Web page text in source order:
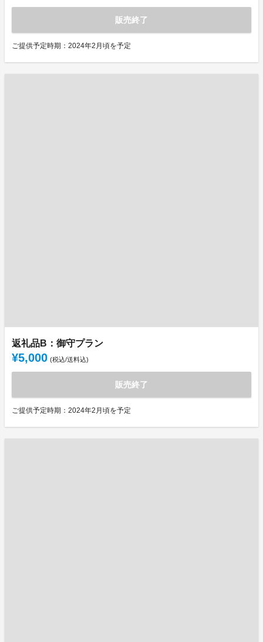
販売終了
ご提供予定時期：2024年2月頃を予定
返礼品B：御守プラン
¥5,000 (税込/送料込)
販売終了
ご提供予定時期：2024年2月頃を予定